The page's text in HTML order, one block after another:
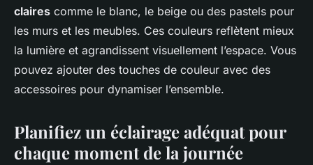
claires comme le blanc, le beige ou des pastels pour
les murs et les meubles. Ces couleurs reflètent mieux
la lumière et agrandissent visuellement l’espace. Vous
pouvez ajouter des touches de couleur avec des
accessoires pour dynamiser l’ensemble.
Planifiez un éclairage adéquat pour
chaque moment de la journée